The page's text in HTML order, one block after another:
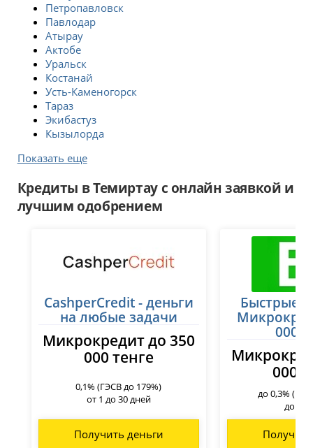
Петропавловск
Павлодар
Атырау
Актобе
Уральск
Костанай
Усть-Каменогорск
Тараз
Экибастуз
Кызылорда
Показать еще
Кредиты в Темиртау с онлайн заявкой и
лучшим одобрением
CashperCredit - деньги
на любые задачи
Микрокредит до 350
000 тенге
0,1% (ГЭСВ до 179%)
от 1 до 30 дней
Получить деньги
Быстрые
000
000
до 0,3%
до 45